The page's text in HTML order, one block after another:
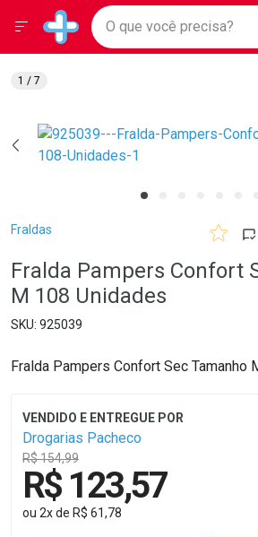
Drogarias Pacheco
Baixe nosso APP e aproveite
Ir direto para a home
pela página
Ir direto para o conteúdo
Ir direto para a busca
Ir direto para a conta
Ir direto para a notificações
Ir direto para o carrinho
Ir direto para o menu
Faça a sua busca
O que você precisa?
Menu
Breadcrumb
Fraldas
Fralda Pampers Confort
M 108 Unidades
925039
Fralda Pampers Confort Sec Tamanho
Drogarias Pacheco
R$ 154,99
R$ 123,57
ou 2xde R$ 61,78
1 / 7